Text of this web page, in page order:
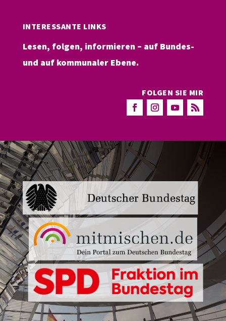
INTERESSANTE LINKS
Lesen, folgen, informieren – auf Bundes-
und auf kommunaler Ebene.
FOLGEN SIE MIR